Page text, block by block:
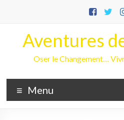
Aventures
Oser le Changement…
Menu